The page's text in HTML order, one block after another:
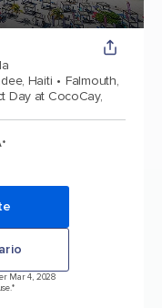
Haiti
Falmouth,
Day at CocoCay,
Mar 4, 2028